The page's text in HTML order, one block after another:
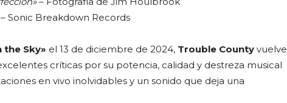
Sonic Breakdown Records
the Sky» el 13 de diciembre de 2024, Trouble County vuelve
críticas por su potencia, calidad y destreza musical
en vivo inolvidables y un sonido que deja una